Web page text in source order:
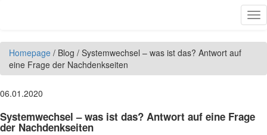
Homepage / Blog / Systemwechsel – was ist das? Antwort auf
eine Frage der Nachdenkseiten
06.01.2020
Systemwechsel – was ist das? Antwort auf eine Frage
der Nachdenkseiten